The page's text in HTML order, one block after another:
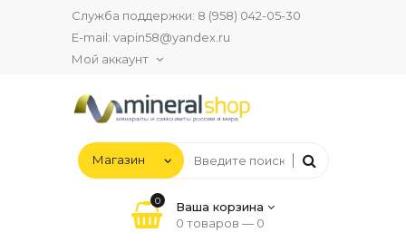
Служба поддержки: 8 (958) 042-05-30
E-mail: vapin58@yandex.ru
Мой аккаунт
0
Ваша корзина
0 товаров — 0